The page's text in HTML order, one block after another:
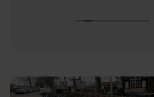
Dankjulliewel!